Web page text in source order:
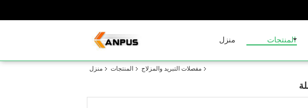
منزل المنتجات
منزل المنتجات مفصلات التبريد والمزلاج